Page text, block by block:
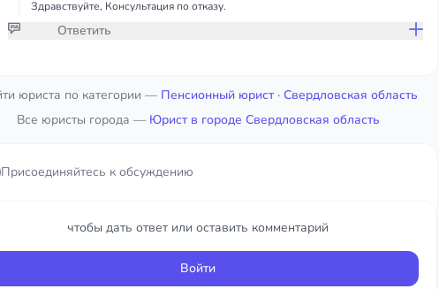
Здравствуйте, Консультация по отказу.
Ответить
юриста по категории — Пенсионный юрист· Свердловская область
Все юристы города — Юрист в городе Свердловская область
Присоединяйтесь к обсуждению
чтобы дать ответ или оставить комментарий
Войти